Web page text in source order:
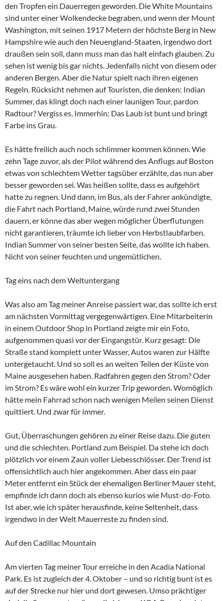
den Tropfen ein Dauerregen geworden. Die White Mountains
sind unter einer Wolkendecke begraben, und wenn der Mount
Washington, mit seinen 1917 Metern der höchste Berg in New
Hampshire wie auch den Neuengland-Staaten, irgendwo dort
draußen sein soll, dann muss man das halt einfach glauben. Zu
sehen ist wenig bis gar nichts. Jedenfalls nicht von diesem oder
anderen Bergen. Aber die Natur spielt nach ihren eigenen
Regeln. Rücksicht nehmen auf Touristen, die denken: Indian
Summer, das klingt doch nach einer launigen Tour, pardon
Radtour? Vergiss es. Immerhin: Das Laub ist bunt und bringt
Farbe ins Grau.
Es hätte freilich auch noch schlimmer kommen können. Wie
zehn Tage zuvor, als der Pilot während des Anflugs auf Boston
etwas von schlechtem Wetter tagsüber erzählte, das nun aber
besser geworden sei. Was heißen sollte, dass es aufgehört
hatte zu regnen. Und dann, im Bus, als der Fahrer ankündigte,
die Fahrt nach Portland, Maine, würde rund zwei Stunden
dauern, er könne das aber wegen möglicher Überflutungen
nicht garantieren, träumte ich lieber von Herbstlaubfarben.
Indian Summer von seiner besten Seite, das wollte ich haben.
Nicht von seiner feuchten und ungemütlichen.
Tag eins nach dem Weltuntergang
Was also am Tag meiner Anreise passiert war, das sollte ich erst
am nächsten Vormittag vergegenwärtigen. Eine Mitarbeiterin
in einem Outdoor Shop in Portland zeigte mir ein Foto,
aufgenommen quasi vor der Eingangstür. Kurz gesagt: Die
Straße stand komplett unter Wasser, Autos waren zur Hälfte
untergetaucht. Und so soll es an weiten Teilen der Küste von
Maine ausgesehen haben. Radfahren gegen den Strom? Oder
im Strom? Es wäre wohl ein kurzer Trip geworden. Womöglich
hätte mein Fahrrad schon nach wenigen Meilen seinen Dienst
quittiert. Und zwar für immer.
Gut, Überraschungen gehören zu einer Reise dazu. Die guten
und die schlechten. Portland zum Beispiel. Da stehe ich doch
plötzlich vor einem Zaun voller Liebesschlösser. Der Trend ist
offensichtlich auch hier angekommen. Aber dass ein paar
Meter entfernt ein Stück der ehemaligen Berliner Mauer steht,
empfinde ich dann doch als ebenso kurios wie Must-do-Foto.
Ist aber, wie ich später herausfinde, keine Seltenheit, dass
irgendwo in der Welt Mauerreste zu finden sind.
Auf den Cadillac Mountain
Am vierten Tag meiner Tour erreiche in den Acadia National
Park. Es ist zugleich der 4. Oktober – und so richtig bunt ist es
auf der Strecke nur hier und dort gewesen. Umso prächtiger